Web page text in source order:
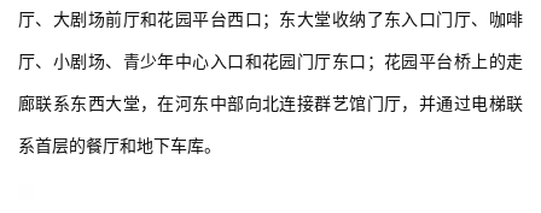
厅、大剧场前厅和花园平台西口；东大堂收纳了东入口门厅、咖啡
厅、小剧场、青少年中心入口和花园门厅东口；花园平台桥上的走
廊联系东西大堂，在河东中部向北连接群艺馆门厅，并通过电梯联
系首层的餐厅和地下车库。